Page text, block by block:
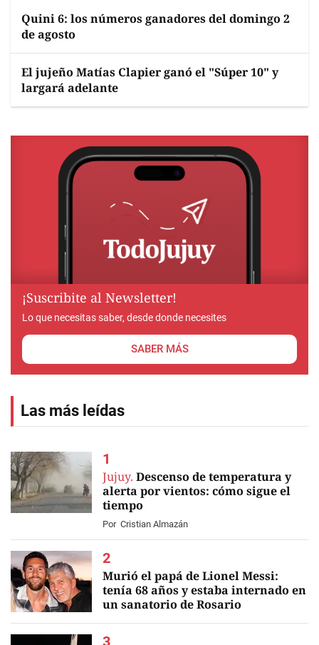
Quini 6: los números ganadores del domingo 2
de agosto
El jujeño Matías Clapier ganó el "Súper 10" y
largará adelante
¡Suscribite al Newsletter!
Lo que necesitas saber, desde donde necesites
SABER MÁS
Las más leídas
Jujuy. Descenso de temperatura y
alerta por vientos: cómo sigue el
tiempo
Por Cristian Almazán
EN VIVO
Murió el papá de Lionel Messi:
tenía 68 años y estaba internado en
un sanatorio de Rosario